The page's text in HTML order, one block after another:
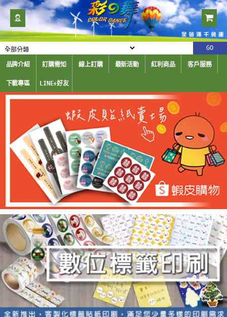
品牌介紹 訂購需知 線上訂購 最新活動 紅利商品 客戶服務
下載專區 LINE+好友